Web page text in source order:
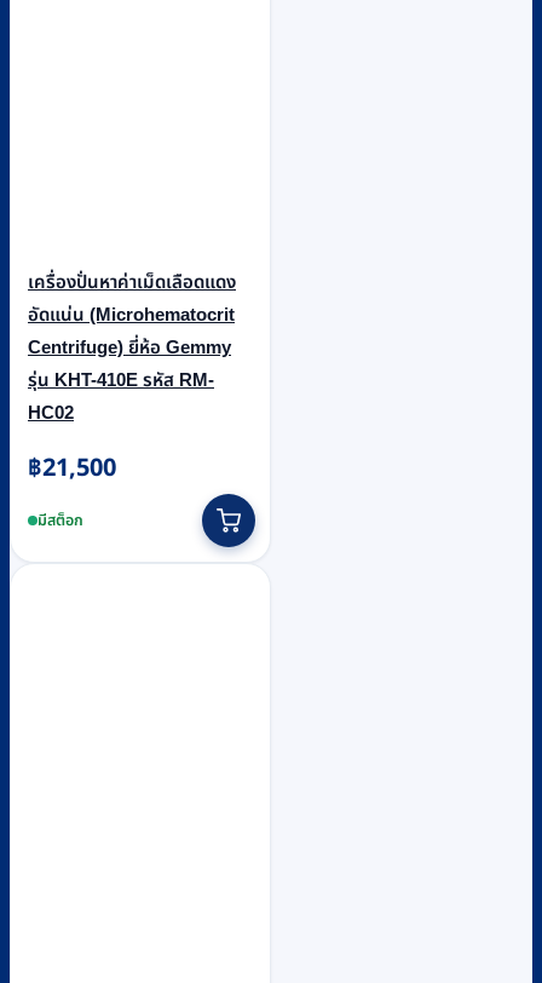
เครื่องปั่นหาค่าเม็ดเลือดแดง
อัดแน่น (Microhematocrit
Centrifuge) ยี่ห้อ Gemmy
รุ่น KHT-410E รหัส RM-
HC02
฿21,500
มีสต็อก